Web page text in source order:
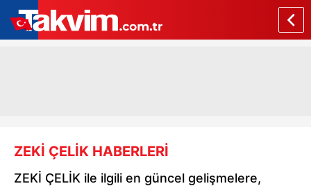
ZEKİ ÇELİK HABERLERİ
ZEKİ ÇELİK ile ilgili en güncel gelişmelere,